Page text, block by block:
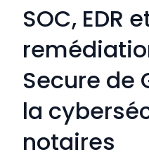
SOC, EDR
Secure de
la
notaires